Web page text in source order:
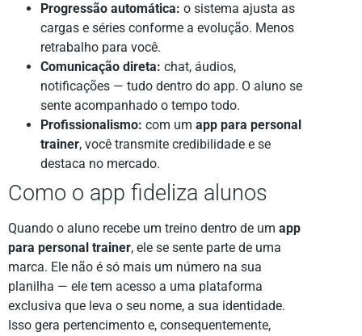
Progressão automática: o sistema ajusta as
cargas e séries conforme a evolução. Menos
retrabalho para você.
Comunicação direta: chat, áudios,
notificações — tudo dentro do app. O aluno se
sente acompanhado o tempo todo.
Profissionalismo: com um app para personal
trainer, você transmite credibilidade e se
destaca no mercado.
Como o app fideliza alunos
Quando o aluno recebe um treino dentro de um app
para personal trainer, ele se sente parte de uma
marca. Ele não é só mais um número na sua
planilha — ele tem acesso a uma plataforma
exclusiva que leva o seu nome, a sua identidade.
Isso gera pertencimento e, consequentemente,